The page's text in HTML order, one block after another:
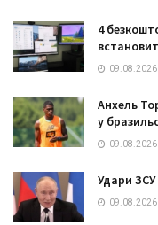
4
09.08.2026
Анхель
у
09.08.2026
Удари
09.08.2026